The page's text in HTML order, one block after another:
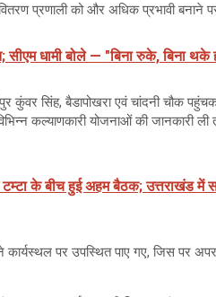
प्रणाली को और अधिक प्रभावी बनाने
सीएम धामी बोले — "बिना रुके, बिना थके
सिंह, बैडापोखरा एवं चांदनी चौक
कल्याणकारी योजनाओं की जानकारी ली
के बीच हुई अहम बैठक; उत्तराखंड में
पर उपस्थित पाए गए, जिस पर